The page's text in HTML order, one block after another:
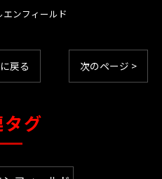
エンフィールド
戻る 次のページ >
グ